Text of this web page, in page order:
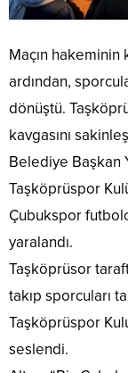
Maçın hakeminin
ardından,
dönüştü.
kavgasını
Belediye Başkan
Taşköprüspor
Çubukspor
yaralandı.
Taşköprüsor
takıp sporcuları
Taşköprüspor
seslendi.